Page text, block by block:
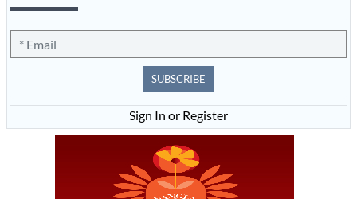
SUBSCRIBE
Sign In or Register